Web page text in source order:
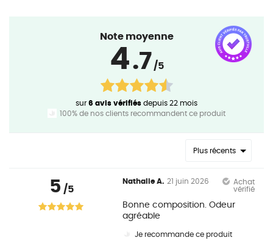
Note moyenne
4.7 /5
sur6 avis vérifiés depuis 22 mois
100% de nos clients recommandent ce produit
Plus récents
5 /5
Nathalie A. 21 juin 2026
Achat
vérifié
Bonne composition. Odeur
agréable
Je recommande ce produit